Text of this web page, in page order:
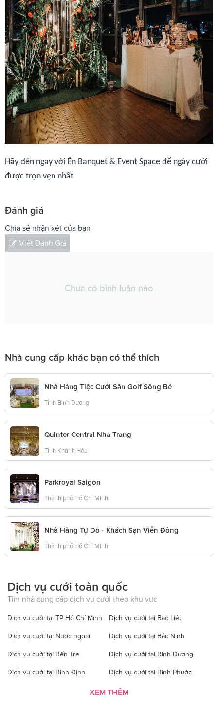
Hãy đến ngay với Én Banquet & Event Space để ngày cưới
được trọn vẹn nhất
Đánh giá
Chia sẻ nhận xét của bạn
Viết Đánh Giá
Chưa có bình luận nào
Nhà cung cấp khác bạn có thể thích
Nhà Hàng Tiệc Cưới Sân Golf Sông Bé
Tỉnh Bình Dương
Quinter Central Nha Trang
Tỉnh Khánh Hòa
Parkroyal Saigon
Thành phố Hồ Chí Minh
Nhà Hàng Tự Do - Khách Sạn Viễn Đông
Thành phố Hồ Chí Minh
Dịch vụ cưới toàn quốc
Tìm nhà cung cấp dịch vụ cưới theo khu vực
Dịch vụ cưới tại TP Hồ Chí Minh Dịch vụ cưới tại Bạc Liêu
Dịch vụ cưới tại Nước ngoài Dịch vụ cưới tại Bắc Ninh
Dịch vụ cưới tại Bến Tre Dịch vụ cưới tại Bình Dương
Dịch vụ cưới tại Bình Định Dịch vụ cưới tại Bình Phước
Dịch vụ cưới tại Bình Thuận Dịch vụ cưới tại Cà Mau
XEM THÊM